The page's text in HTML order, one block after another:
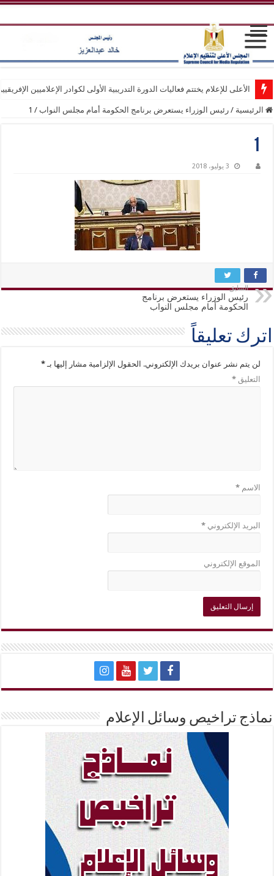
الأعلى للإعلام يختتم فعاليات الدورة التدريبية الأولى لكوادر الإعلاميين
الرئيسية / رئيس الوزراء يستعرض برنامج الحكومة أمام مجلس النواب /
1
1
3 يوليو، 2018
السابق
رئيس الوزراء يستعرض برنامج
الحكومة أمام مجلس النواب
اترك تعليقاً
لن يتم نشر عنوان بريدك الإلكتروني. الحقول الإلزامية مشار إليها بـ*
التعليق*
الاسم*
البريد الإلكتروني*
الموقع الإلكتروني
نماذج تراخيص وسائل الإعلام